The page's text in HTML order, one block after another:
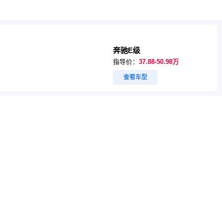
奔驰E级
指导价： 37.88-50.98万
查看车型